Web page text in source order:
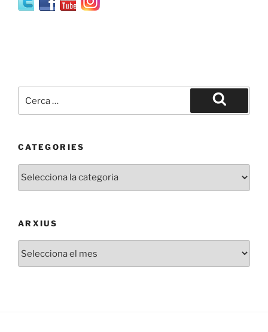
Cerca
CATEGORIES
Categories
ARXIUS